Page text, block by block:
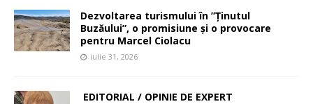
Dezvoltarea turismului în ”Ținutul
Buzăului”, o promisiune și o provocare
pentru Marcel Ciolacu
iulie 31, 2026
EDITORIAL / OPINIE DE EXPERT